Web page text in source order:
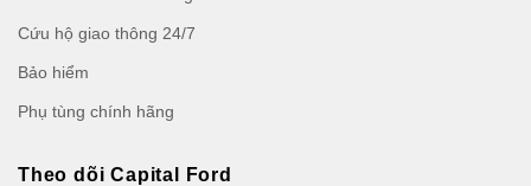
Cứu hộ giao thông 24/7
Bảo hiểm
Phụ tùng chính hãng
Theo dõi Capital Ford